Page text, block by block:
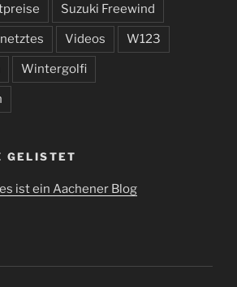
Suzuki Freewind
Videos W123
Wintergolfi
GELISTET